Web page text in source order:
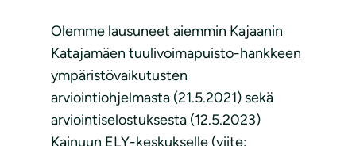
Olemme lausuneet aiemmin Kajaanin
Katajamäen tuulivoimapuisto-hankkeen
ympäristövaikutusten
arviointiohjelmasta (21.5.2021) sekä
arviointiselostuksesta (12.5.2023)
Kainuun ELY-keskukselle (viite: